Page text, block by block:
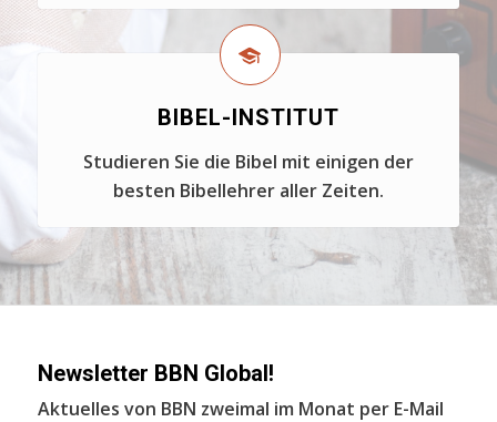
BIBEL-INSTITUT
Studieren Sie die Bibel mit einigen der
besten Bibellehrer aller Zeiten.
Newsletter BBN Global!
Aktuelles von BBN zweimal im Monat per E-Mail